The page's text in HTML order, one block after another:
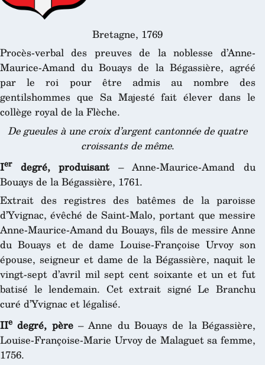
Bretagne, 1769
Procès-verbal des preuves de la noblesse d’Anne-
Maurice-Amand du Bouays de la Bégassière, agréé
par le roi pour être admis au nombre des
gentilshommes que Sa Majesté fait élever dans le
collège royal de la Flèche.
De gueules à une croix d’argent cantonnée de quatre
croissants de même.
Ierdegré, produisant – Anne-Maurice-Amand du
Bouays de la Bégassière, 1761.
Extrait des registres des batêmes de la paroisse
d’Yvignac, évêché de Saint-Malo, portant que messire
Anne-Maurice-Amand du Bouays, fils de messire Anne
du Bouays et de dame Louise-Françoise Urvoy son
épouse, seigneur et dame de la Bégassière, naquit le
vingt-sept d’avril mil sept cent soixante et un et fut
batisé le lendemain. Cet extrait signé Le Branchu
curé d’Yvignac et légalisé.
IIe degré, père– Anne du Bouays de la Bégassière,
Louise-Françoise-Marie Urvoy de Malaguet sa femme,
1756.